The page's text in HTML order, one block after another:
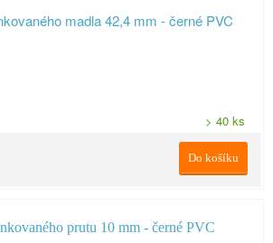
> 40 ks
Do košíku
prutu 10 mm - černé PVC